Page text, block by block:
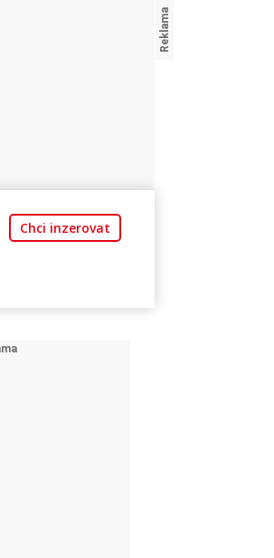
Chci inzerovat